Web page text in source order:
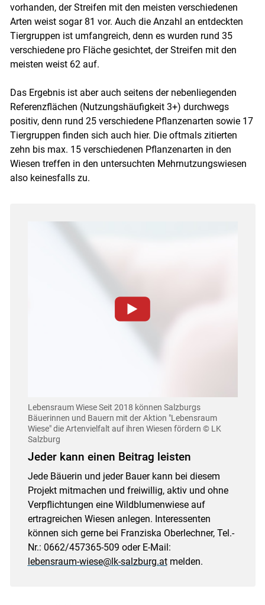
vorhanden, der Streifen mit den meisten verschiedenen
Arten weist sogar 81 vor. Auch die Anzahl an entdeckten
Tiergruppen ist umfangreich, denn es wurden rund 35
verschiedene pro Fläche gesichtet, der Streifen mit den
meisten weist 62 auf.
Das Ergebnis ist aber auch seitens der nebenliegenden
Referenzflächen (Nutzungshäufigkeit 3+) durchwegs
positiv, denn rund 25 verschiedene Pflanzenarten sowie 17
Tiergruppen finden sich auch hier. Die oftmals zitierten
zehn bis max. 15 verschiedenen Pflanzenarten in den
Wiesen treffen in den untersuchten Mehrnutzungswiesen
also keinesfalls zu.
Einstellungen jederzeit einsehen und korrigieren
Cookies Einstellungen
Lebensraum Wiese Seit 2018 können Salzburgs
Bäuerinnen und Bauern mit der Aktion "Lebensraum
Wiese" die Artenvielfalt auf ihren Wiesen fördern © LK
Salzburg
Jeder kann einen Beitrag leisten
Jede Bäuerin und jeder Bauer kann bei diesem
Projekt mitmachen und freiwillig, aktiv und ohne
Verpflichtungen eine Wildblumenwiese auf
ertragreichen Wiesen anlegen. Interessenten
können sich gerne bei Franziska Oberlechner, Tel.-
Nr.: 0662/457365-509 oder E-Mail:
lebensraum-wiese@lk-salzburg.atmelden.